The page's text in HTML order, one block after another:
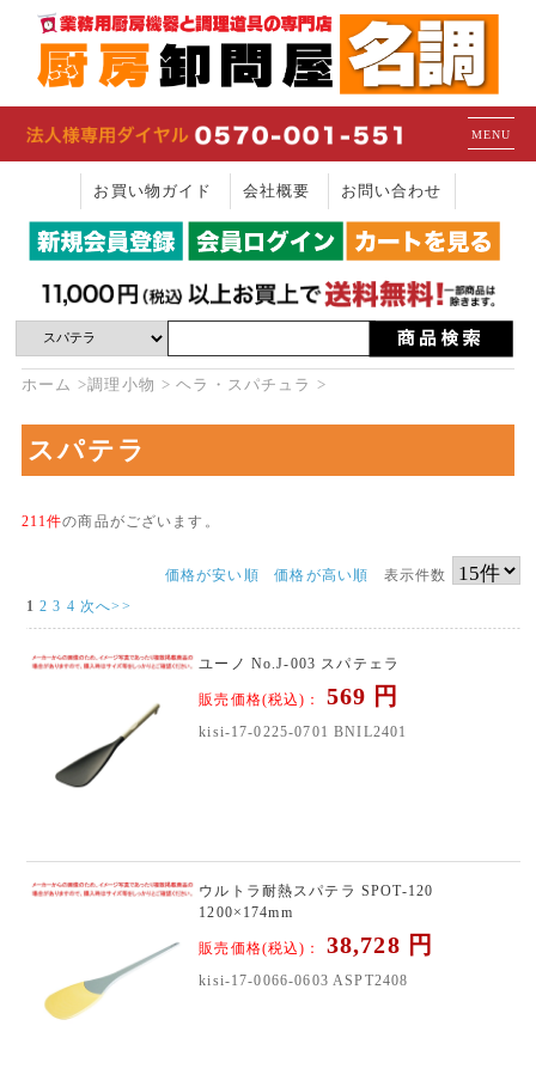
MENU
お買い物ガイド 会社概要 お問い合わせ
ホーム 調理小物 ヘラ・スパチュラ
スパテラ
211件の商品がございます。
価格が安い順 価格が高い順 表示件数
1 2 3 4 次へ>>
ユーノ No.J-003 スパテェラ
販売価格(税込)： 569 円
kisi-17-0225-0701 BNIL2401
ウルトラ耐熱スパテラ SPOT-120
1200×174mm
販売価格(税込)： 38,728 円
kisi-17-0066-0603 ASPT2408